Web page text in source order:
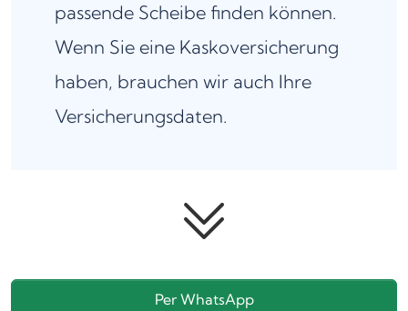
passende Scheibe finden können.
Wenn Sie eine Kaskoversicherung
haben, brauchen wir auch Ihre
Versicherungsdaten.
Per WhatsApp